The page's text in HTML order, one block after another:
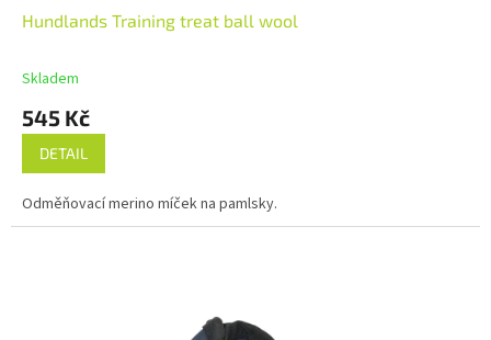
Hundlands Training treat ball wool
Skladem
545 Kč
DETAIL
Odměňovací merino míček na pamlsky.